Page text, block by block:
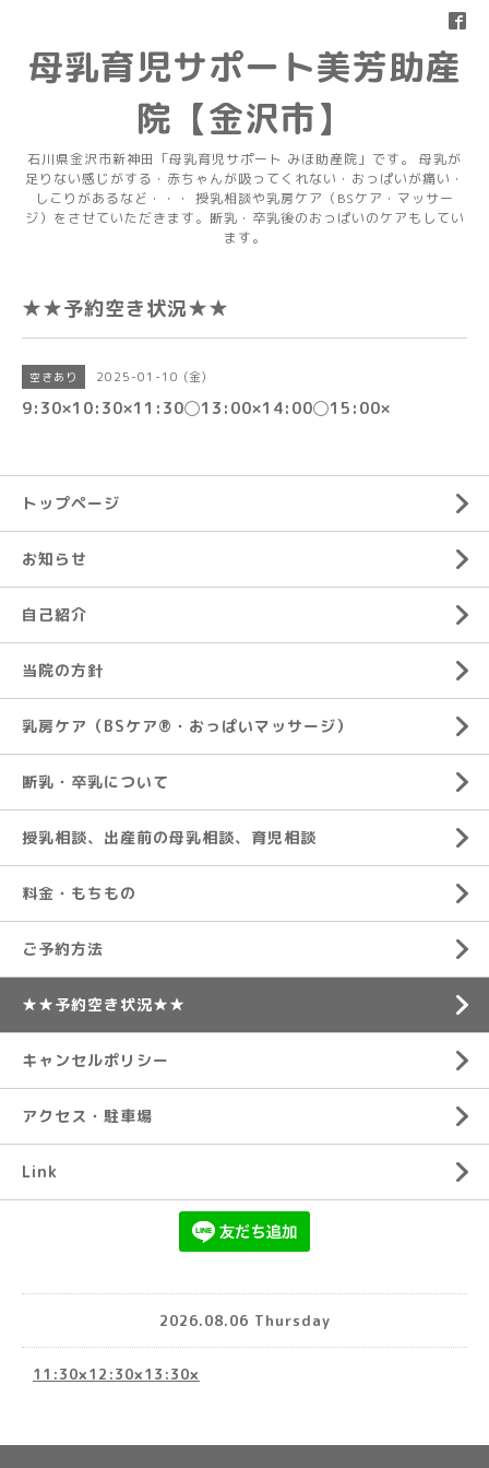
母乳育児サポート美芳助産
院【金沢市】
石川県金沢市新神田「母乳育児サポート みほ助産院」です。 母乳が
足りない感じがする・赤ちゃんが吸ってくれない・おっぱいが痛い・
しこりがあるなど・・・ 授乳相談や乳房ケア（BSケア・マッサー
ジ）をさせていただきます。断乳・卒乳後のおっぱいのケアもしてい
ます。
★★予約空き状況★★
空きあり 2025-01-10 (金)
9:30×10:30×11:30◯13:00×14:00◯15:00×
トップページ
お知らせ
自己紹介
当院の方針
乳房ケア（BSケア®︎・おっぱいマッサージ）
断乳・卒乳について
授乳相談、出産前の母乳相談、育児相談
料金・もちもの
ご予約方法
★★予約空き状況★★
キャンセルポリシー
アクセス・駐車場
Link
2026.08.06 Thursday
11:30×12:30×13:30×